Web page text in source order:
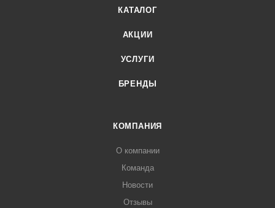
КАТАЛОГ
АКЦИИ
УСЛУГИ
БРЕНДЫ
КОМПАНИЯ
О компании
Команда
Новости
Отзывы